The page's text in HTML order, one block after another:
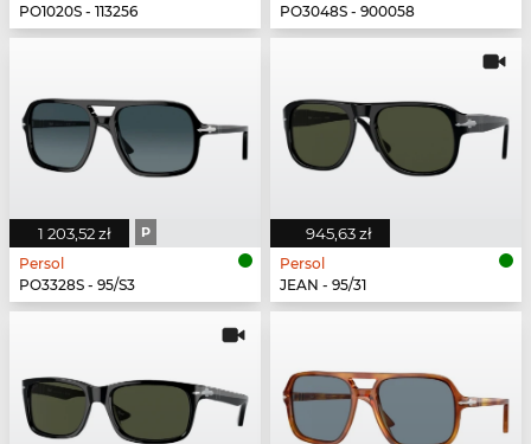
PO1020S - 113256
PO3048S - 900058
1 203,52 zł P
Persol
PO3328S - 95/S3
945,63 zł
Persol
JEAN - 95/31